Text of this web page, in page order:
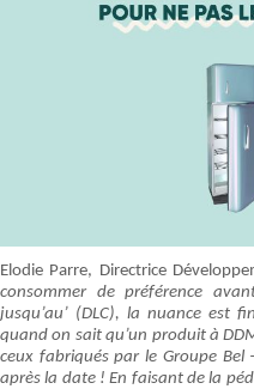
Elodie Parre, Directrice
consommer de préférence
jusqu’au’ (DLC), la nuance est
quand on sait qu’un produit à
ceux fabriqués par le Groupe Bel
après la date ! En faisant de la